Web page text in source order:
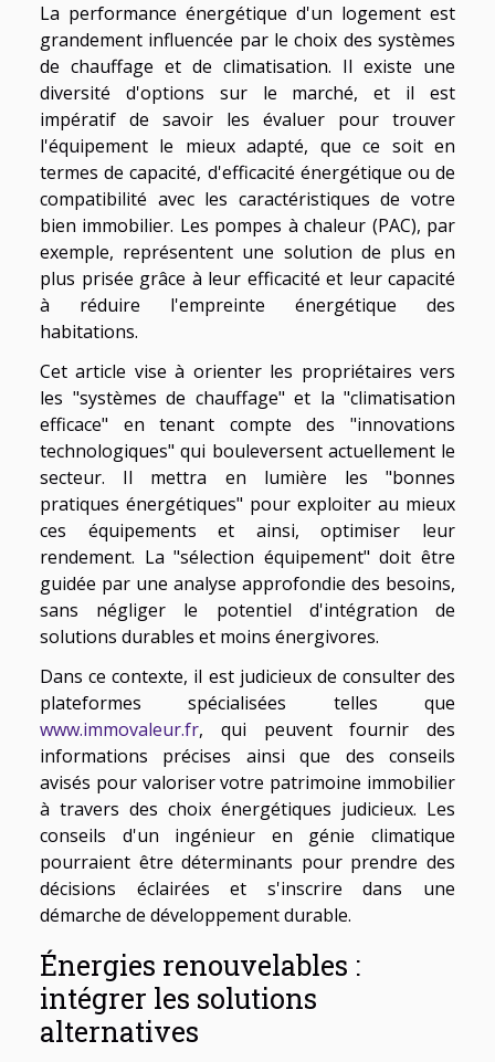
La performance énergétique d'un logement est
grandement influencée par le choix des systèmes
de chauffage et de climatisation. Il existe une
diversité d'options sur le marché, et il est
impératif de savoir les évaluer pour trouver
l'équipement le mieux adapté, que ce soit en
termes de capacité, d'efficacité énergétique ou de
compatibilité avec les caractéristiques de votre
bien immobilier. Les pompes à chaleur (PAC), par
exemple, représentent une solution de plus en
plus prisée grâce à leur efficacité et leur capacité
à réduire l'empreinte énergétique des
habitations.
Cet article vise à orienter les propriétaires vers
les "systèmes de chauffage" et la "climatisation
efficace" en tenant compte des "innovations
technologiques" qui bouleversent actuellement le
secteur. Il mettra en lumière les "bonnes
pratiques énergétiques" pour exploiter au mieux
ces équipements et ainsi, optimiser leur
rendement. La "sélection équipement" doit être
guidée par une analyse approfondie des besoins,
sans négliger le potentiel d'intégration de
solutions durables et moins énergivores.
Dans ce contexte, il est judicieux de consulter des
plateformes spécialisées telles que
www.immovaleur.fr, qui peuvent fournir des
informations précises ainsi que des conseils
avisés pour valoriser votre patrimoine immobilier
à travers des choix énergétiques judicieux. Les
conseils d'un ingénieur en génie climatique
pourraient être déterminants pour prendre des
décisions éclairées et s'inscrire dans une
démarche de développement durable.
Énergies renouvelables :
intégrer les solutions
alternatives